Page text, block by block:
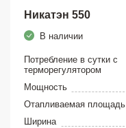
Никатэн 550
В наличии
Потребление в сутки с
терморегулятором
Мощность
Отапливаемая площадь
Ширина